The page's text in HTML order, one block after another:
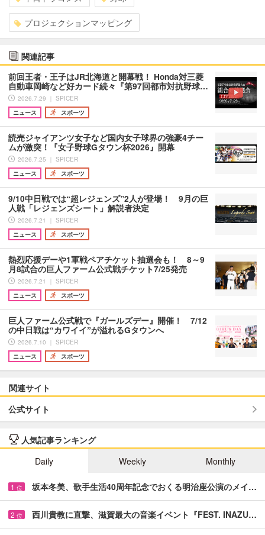
プロジェクションマッピング
関連記事
前回王者・王子はJR北海道と開幕戦！ Honda対三菱
自動車岡崎など好カード続々『第97回都市対抗野球…
2026.7.29 ｜ SPICER
ニュース
スポーツ
読売ジャイアンツ女子など国内女子球界の強豪4チー
ムが激突！『女子野球Gタウン杯2026』開幕
2026.7.25 ｜ SPICER
ニュース
スポーツ
9/10中日戦では“超レジェンズ”2人が登場！ 9月の巨
人戦「レジェンズシート」解説者決定
2026.7.21 ｜ SPICER
ニュース
スポーツ
熱烈応援デーや1軍戦ペアチケット抽選会も！ 8～9
月8試合の巨人ファーム公式戦チケット7/25発売
2026.7.21 ｜ SPICER
ニュース
スポーツ
巨人ファーム公式戦で『ガールズデー』開催！ 7/12
の中日戦は“カワイイ”が溢れるGタウンへ
2026.7.10 ｜ SPICER
ニュース
スポーツ
関連サイト
公式サイト
人気記事ランキング
Daily
Weekly Monthly
1 位 坂本冬美、歌手生活40周年記念でおくる明治座公演のメイ…
2 位 西川貴教に直撃、滋賀最大の音楽イベント『FEST. INAZU…